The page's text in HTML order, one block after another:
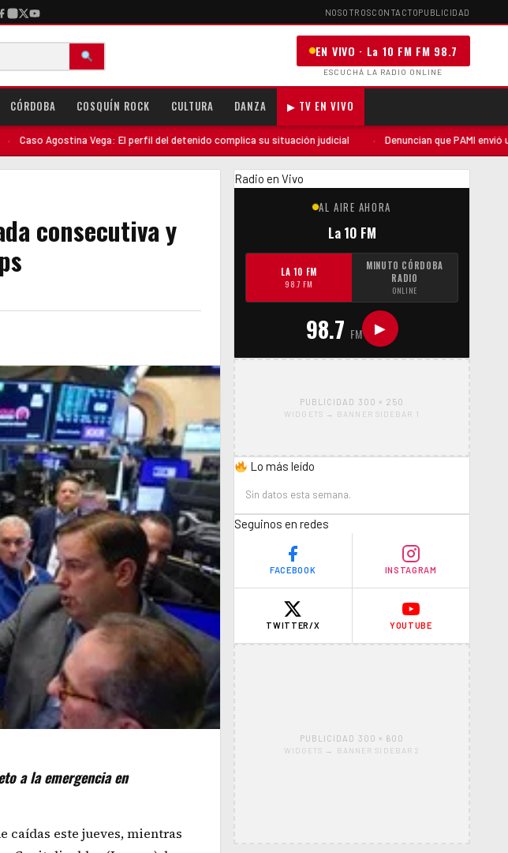
NOSOTROSCONTACTOPUBLICIDAD
EN VIVO · La 10 FM FM 98.7
ESCUCHÁ LA RADIO ONLINE
CÓRDOBA COSQUÍN ROCK CULTURA DANZA ▶ TV EN VIVO
Vega: El perfil del detenido complica su situación judicial · Denuncian que PAMI envió una
consecutiva y
a la emergencia en
caídas este jueves, mientras
Radio en Vivo
AL AIRE AHORA
La 10 FM
LA 10 FM
98.7 FM
MINUTO CÓRDOBA
RADIO
ONLINE
98.7 FM ▶
PUBLICIDAD 300 × 250
WIDGETS → BANNER SIDEBAR 1
Lo más leído
Sin datos esta semana.
Seguinos en redes
FACEBOOK INSTAGRAM
TWITTER/X YOUTUBE
PUBLICIDAD 300 × 600
WIDGETS → BANNER SIDEBAR 2